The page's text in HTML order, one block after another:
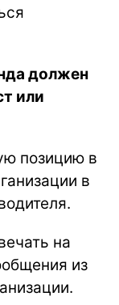
должен
или
позицию в
в
на
из